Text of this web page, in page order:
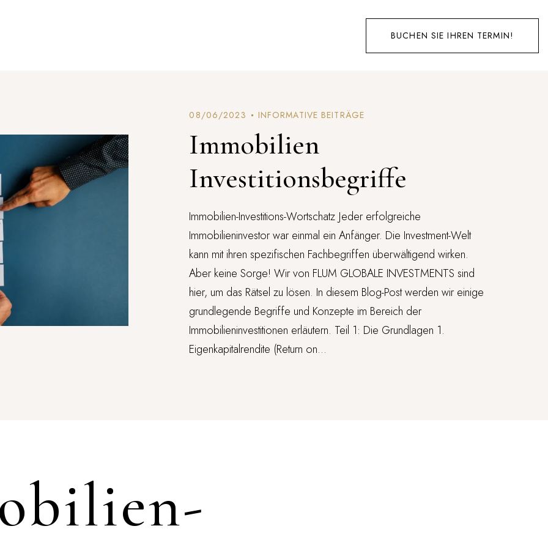
BUCHEN SIE IHREN TERMIN!
08/06/2023 INFORMATIVE BEITRÄGE
Immobilien
Investitionsbegriffe
Immobilien-Investitions-Wortschatz Jeder erfolgreiche
Immobilieninvestor war einmal ein Anfänger. Die Investment-Welt
kann mit ihren spezifischen Fachbegriffen überwältigend wirken.
Aber keine Sorge! Wir von FLUM GLOBALE INVESTMENTS sind
hier, um das Rätsel zu lösen. In diesem Blog-Post werden wir einige
grundlegende Begriffe und Konzepte im Bereich der
Immobilieninvestitionen erläutern. Teil 1: Die Grundlagen 1.
Eigenkapitalrendite (Return on...